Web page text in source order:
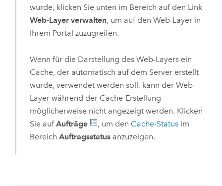
wurde, klicken Sie unten im Bereich auf den Link
Web-Layer verwalten, um auf den Web-Layer in
Ihrem Portal zuzugreifen.
Wenn für die Darstellung des Web-Layers ein
Cache, der automatisch auf dem Server erstellt
wurde, verwendet werden soll, kann der Web-
Layer während der Cache-Erstellung
möglicherweise nicht angezeigt werden. Klicken
Sie auf Aufträge , um den Cache-Statusim
Bereich Auftragsstatusanzuzeigen.